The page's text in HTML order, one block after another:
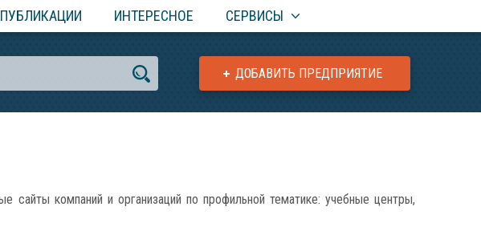
ПУБЛИКАЦИИ ИНТЕРЕСНОЕ СЕРВИСЫ
ДОБАВИТЬ ПРЕДПРИЯТИЕ
компаний и организаций по профильной тематике: учебные центры,